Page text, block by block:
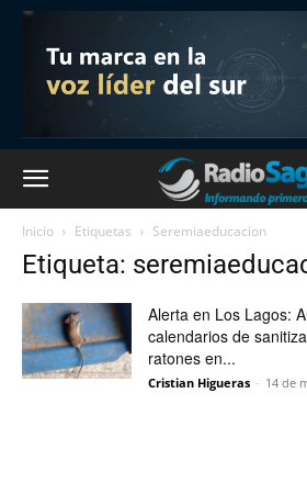
Inicio Etiquetas Seremiaeducacion
Etiqueta:
Alerta en Los Lagos:
calendarios de
ratones en...
Cristian Higueras - 14 de